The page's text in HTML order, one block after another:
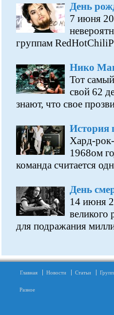
День
7 июня
группам
Нико
Тот
свой 62
знают, что свое
История
Хард-
1968ом
команда считается
День
14 июня
великого
для подражания
Главная Новости Статьи
Разное